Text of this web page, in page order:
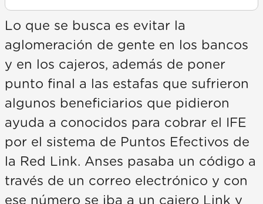
Lo que se busca es evitar la
aglomeración de gente en los bancos
y en los cajeros, además de poner
punto final a las estafas que sufrieron
algunos beneficiarios que pidieron
ayuda a conocidos para cobrar el IFE
por el sistema de Puntos Efectivos de
la Red Link. Anses pasaba un código a
través de un correo electrónico y con
ese número se iba a un cajero Link y